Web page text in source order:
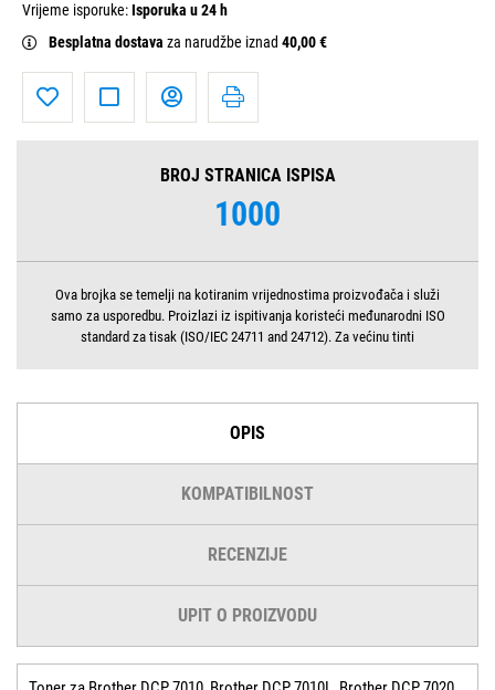
Vrijeme isporuke:Isporuka u 24 h
Besplatna dostava za narudžbe iznad 40,00 €
BROJ STRANICA ISPISA
1000
Ova brojka se temelji na kotiranim vrijednostima proizvođača i služi
samo za usporedbu. Proizlazi iz ispitivanja koristeći međunarodni ISO
standard za tisak (ISO/IEC 24711 and 24712). Za većinu tinti
OPIS
KOMPATIBILNOST
RECENZIJE
UPIT O PROIZVODU